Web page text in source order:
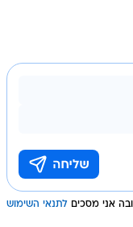
אני מסכים לתנאי השימוש